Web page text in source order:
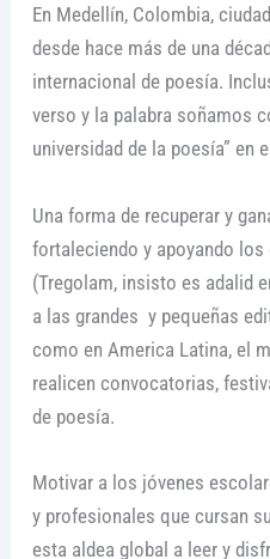
En Medellín, Colombia,
desde hace más de una
internacional de poesía.
verso y la palabra soñamos
universidad de la poesía” en
Una forma de recuperar y
fortaleciendo y apoyando
(Tregolam, insisto es adalid
a las grandes y pequeñas
como en America Latina, el
realicen convocatorias,
de poesía.
Motivar a los jóvenes
y profesionales que cursan
esta aldea global a leer y